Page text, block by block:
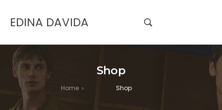
EDINA DAVIDA
Shop
Home > Shop